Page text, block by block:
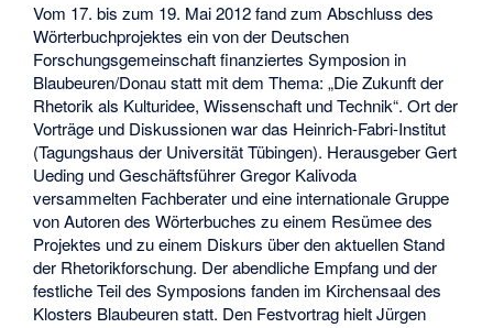
Vom 17. bis zum 19. Mai 2012 fand zum Abschluss des
Wörterbuchprojektes ein von der Deutschen
Forschungsgemeinschaft finanziertes Symposion in
Blaubeuren/Donau statt mit dem Thema: „Die Zukunft der
Rhetorik als Kulturidee, Wissenschaft und Technik“. Ort der
Vorträge und Diskussionen war das Heinrich-Fabri-Institut
(Tagungshaus der Universität Tübingen). Herausgeber Gert
Ueding und Geschäftsführer Gregor Kalivoda
versammelten Fachberater und eine internationale Gruppe
von Autoren des Wörterbuches zu einem Resümee des
Projektes und zu einem Diskurs über den aktuellen Stand
der Rhetorikforschung. Der abendliche Empfang und der
festliche Teil des Symposions fanden im Kirchensaal des
Klosters Blaubeuren statt. Den Festvortrag hielt Jürgen